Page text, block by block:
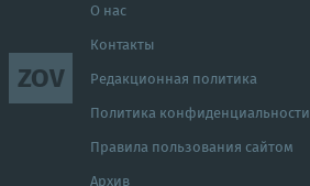
ZOV
О нас
Контакты
Редакционная политика
Политика конфиденциальности
Правила пользования сайтом
Архив